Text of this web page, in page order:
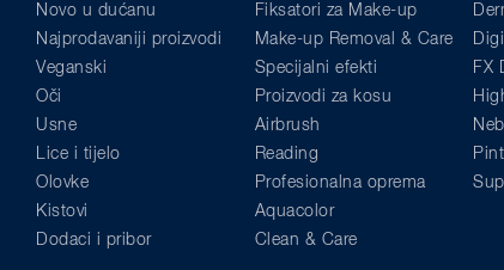
Novo u dućanu
Najprodavaniji proizvodi
Veganski
Oči
Usne
Lice i tijelo
Olovke
Kistovi
Dodaci i pribor
Fiksatori za Make-up
Make-up Removal & Care
Specijalni efekti
Proizvodi za kosu
Airbrush
Reading
Profesionalna oprema
Aquacolor
Clean & Care
FX